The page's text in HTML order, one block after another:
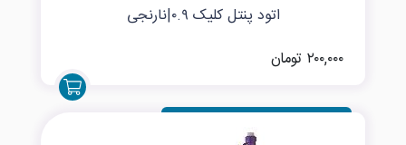
اتود پنتل کلیک ۰.۹|نارنجی
۲۰۰,۰۰۰ تومان